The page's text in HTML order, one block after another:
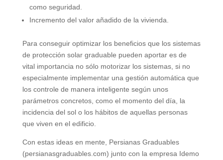
como seguridad
Incremento del valor añadido de la vivienda
Para conseguir optimizar los beneficios que los sistemas
de protección solar graduable pueden aportar es de
vital importancia no sólo motorizar los sistemas, si no
especialmente implementar una gestión automática que
los controle de manera inteligente según unos
parámetros concretos, como el momento del día
la
incidencia del sol o los hábitos de aquellas personas
que viven en el edificio.
Con estas ideas en mente
Persianas Graduables
(persianasgraduables.com) junto con la empresa Idemo